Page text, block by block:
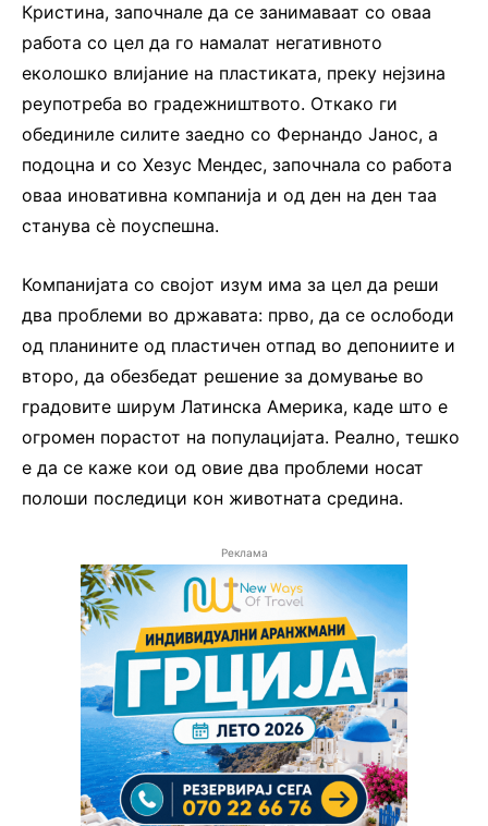
Кристина, започнале да се занимаваат со оваа
работа со цел да го намалат негативното
еколошко влијание на пластиката, преку нејзина
реупотреба во градежништвото. Откако ги
обединиле силите заедно со Фернандо Јанос, а
подоцна и со Хезус Мендес, започнала со работа
оваа иновативна компанија и од ден на ден таa
станува сè поуспешна.
Компанијата со својот изум има за цел да реши
два проблеми во државата: прво, да се ослободи
од планините од пластичен отпад во депониите и
второ, да обезбедат решение за домување во
градовите ширум Латинска Америка, каде што е
огромен порастот на популацијата. Реално, тешко
е да се каже кои од овие два проблеми носат
полоши последици кон животната средина.
Реклама